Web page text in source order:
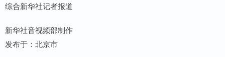
综合新华社记者报道
新华社音视频部制作
发布于：北京市